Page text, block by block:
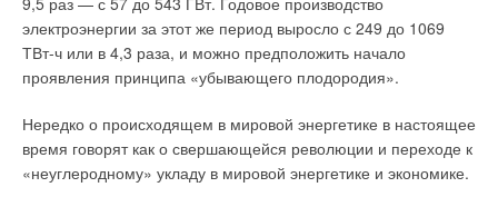
электроэнергии за этот же период выросло с 249 до 1069
ТВт-ч или в 4,3 раза, и можно предположить начало
проявления принципа «убывающего плодородия».
Нередко о происходящем в мировой энергетике в настоящее
время говорят как о свершающейся революции и переходе к
«неуглеродному» укладу в мировой энергетике и экономике.
ЖУРНАЛ СОК ИЮНЬ 2024
→
Конфигурируемые системы управления WILO и
цифровой подход к подбору
ЖУРНАЛ СОК АПРЕЛЬ 2023
→ Как выбрать насосную установку?
→
Потери напора в модульных насосных установках для
противопожарного водоснабжения
ЖУРНАЛ СОК ОКТЯБРЬ 2022
→
Применение виброизолирующих вставок в насосных
станциях систем водоснабжения и канализации